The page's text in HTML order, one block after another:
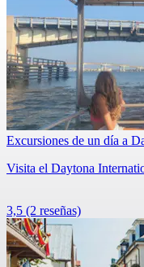
Excursiones de un día a
Visita el Daytona
3,5 (2 reseñas)